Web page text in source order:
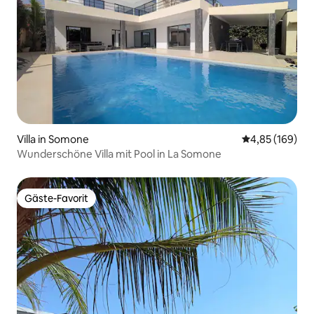
Villa in Somone
4,85 (169)
Wunderschöne Villa mit Pool in La Somone
Gäste-Favorit
Gäste-Favorit